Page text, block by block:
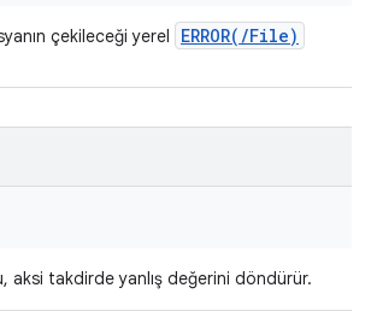
çekileceği yerel ERROR( /File)
aksi takdirde yanlış değerini döndürür.